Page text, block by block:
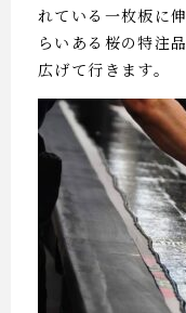
れている一枚板に
らいある桜の特注
広げて行きます。